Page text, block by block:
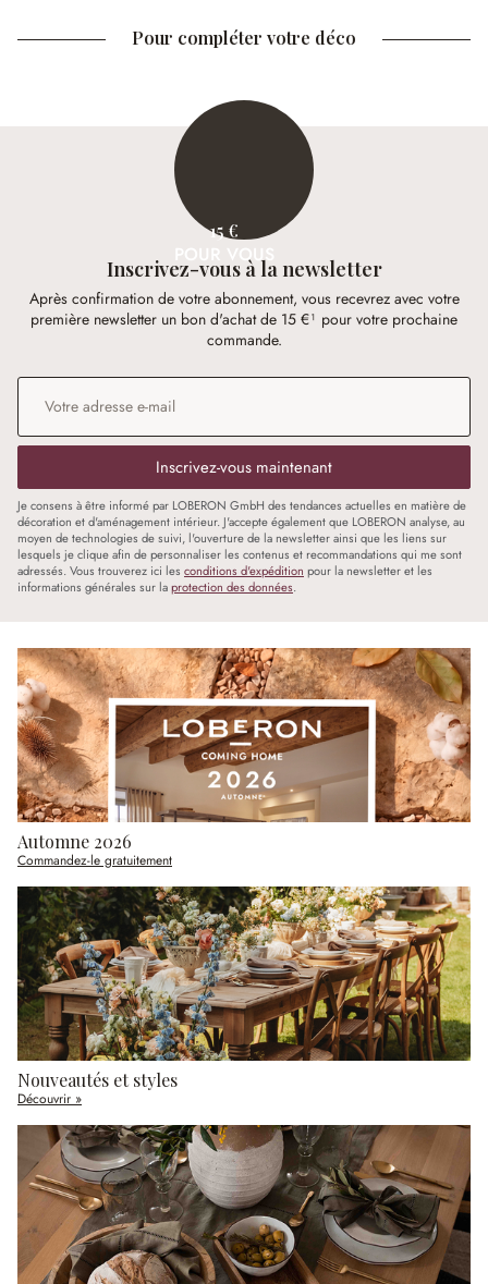
Pour compléter votre déco
15 €
POUR VOUS
Inscrivez-vous à la newsletter
Après confirmation de votre abonnement, vous recevrez avec votre
première newsletter un bon d'achat de 15 €¹ pour votre prochaine
commande.
Adresse e-mail
Inscrivez-vous maintenant
Je consens à être informé par LOBERON GmbH des tendances actuelles en matière de
décoration et d'aménagement intérieur. J'accepte également que LOBERON analyse, au
moyen de technologies de suivi, l'ouverture de la newsletter ainsi que les liens sur
lesquels je clique afin de personnaliser les contenus et recommandations qui me sont
adressés. Vous trouverez ici les conditions d'expédition pour la newsletter et les
informations générales sur laprotection des données.
Automne 2026
Commandez-le gratuitement
Nouveautés et styles
Découvrir »